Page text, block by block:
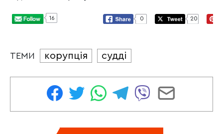
16 0 20
ТЕМИ корупція судді